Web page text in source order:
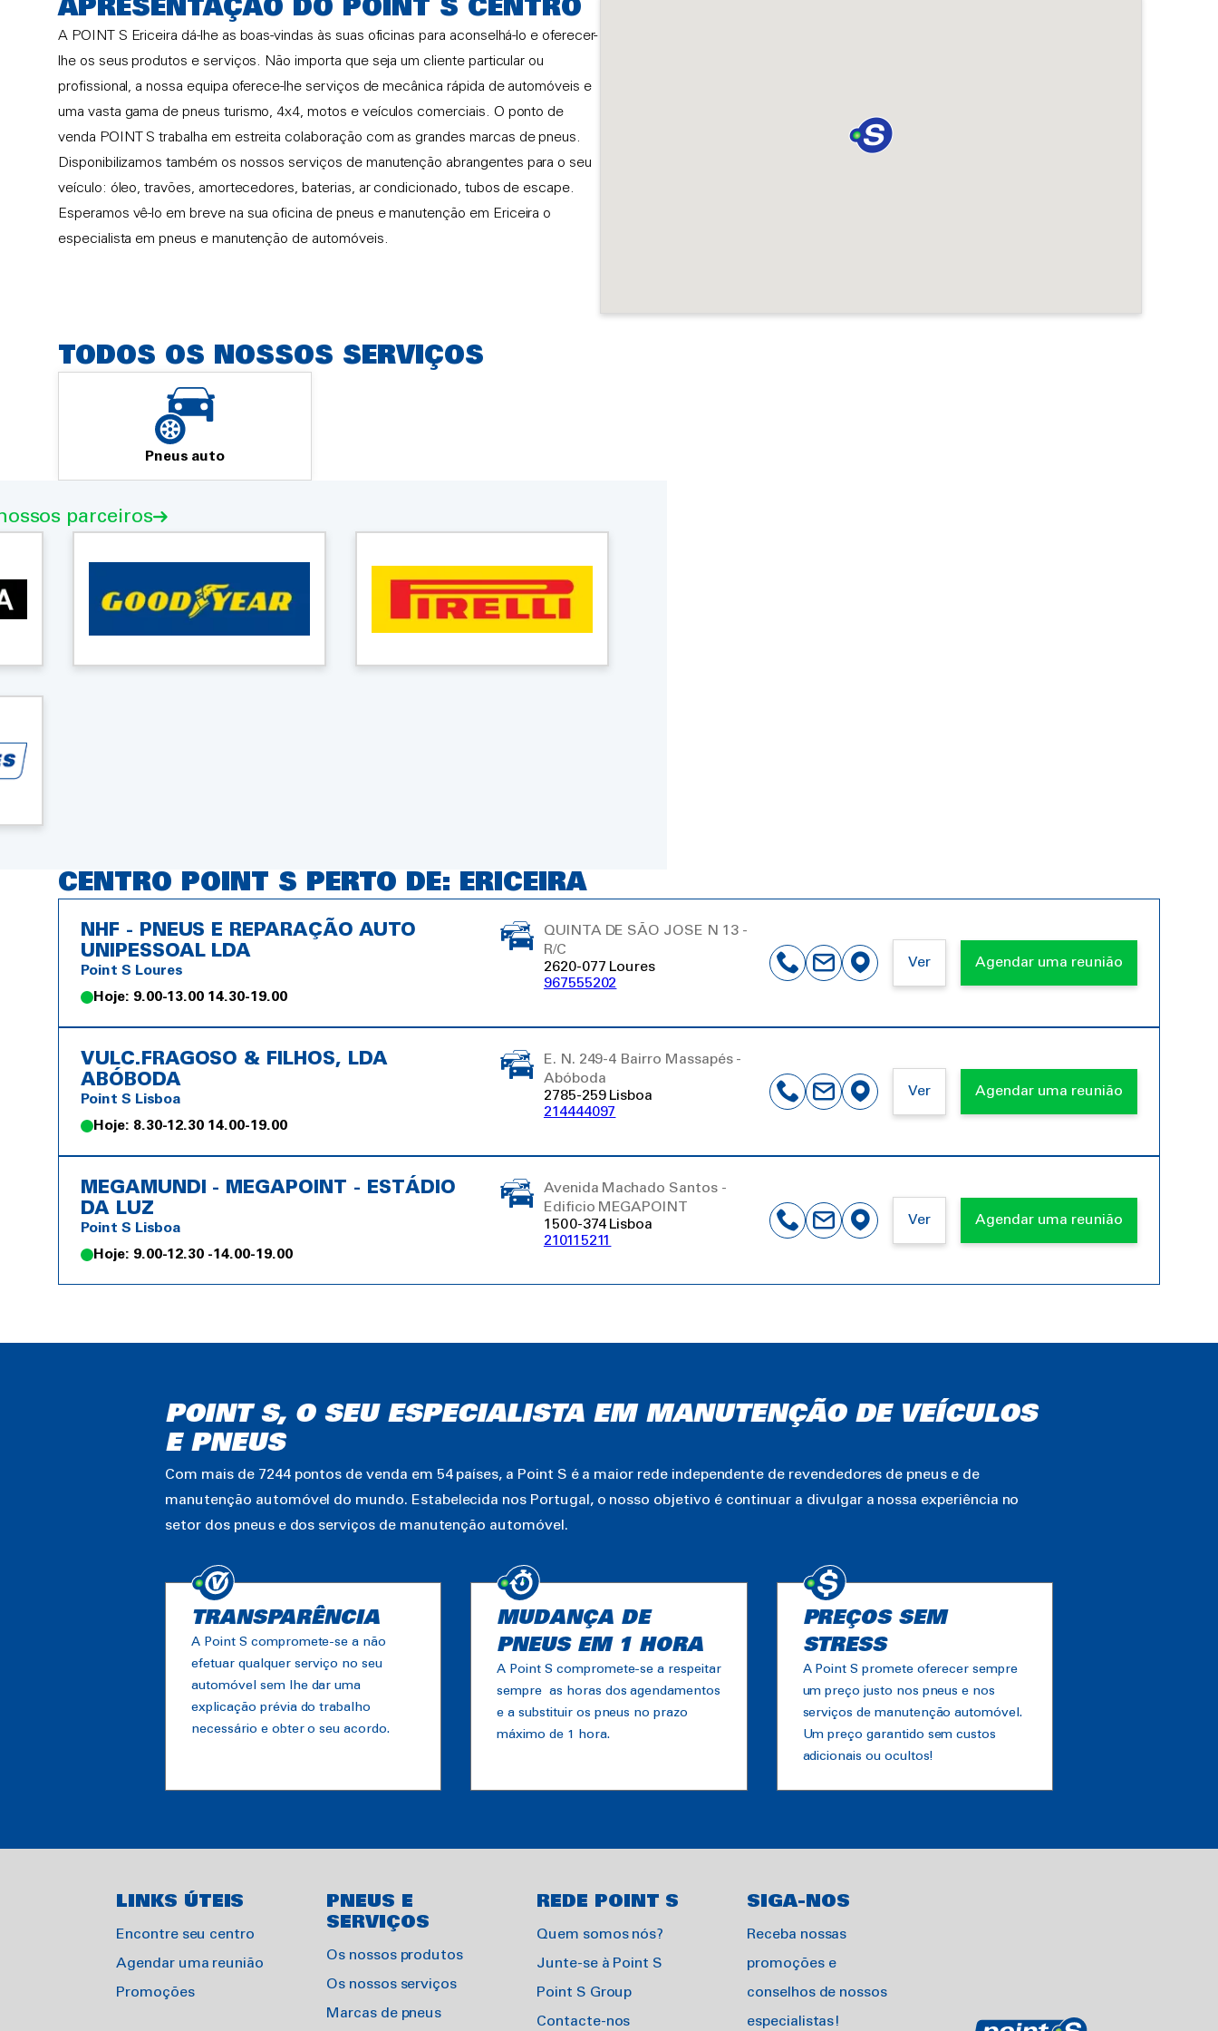
APRESENTAÇÃO DO POINT S CENTRO
A POINT S Ericeira dá-lhe as boas-vindas às suas oficinas para aconselhá-lo e oferecer-
lhe os seus produtos e serviços. Não importa que seja um cliente particular ou
profissional, a nossa equipa oferece-lhe serviços de mecânica rápida de automóveis e
uma vasta gama de pneus turismo, 4x4, motos e veículos comerciais. O ponto de
venda POINT S trabalha em estreita colaboração com as grandes marcas de pneus.
Disponibilizamos também os nossos serviços de manutenção abrangentes para o seu
veículo: óleo, travões, amortecedores, baterias, ar condicionado, tubos de escape.
Esperamos vê-lo em breve na sua oficina de pneus e manutenção em Ericeira o
especialista em pneus e manutenção de automóveis.
TODOS OS NOSSOS SERVIÇOS
Pneus auto
parceiros
CENTRO POINT S PERTO DE: ERICEIRA
NHF - PNEUS E REPARAÇÃO AUTO
UNIPESSOAL LDA
Point S Loures
Hoje: 9.00-13.00 14.30-19.00
QUINTA DE SÃO JOSE N 13 -
R/C
2620-077 Loures
967555202
Ver Agendar uma reunião
VULC.FRAGOSO & FILHOS, LDA
ABÓBODA
Point S Lisboa
Hoje: 8.30-12.30 14.00-19.00
E. N. 249-4 Bairro Massapés -
Abóboda
2785-259 Lisboa
214444097
Ver Agendar uma reunião
MEGAMUNDI - MEGAPOINT - ESTÁDIO
DA LUZ
Point S Lisboa
Hoje: 9.00-12.30 -14.00-19.00
Avenida Machado Santos -
Edificio MEGAPOINT
1500-374 Lisboa
210115211
Ver Agendar uma reunião
POINT S, O SEU ESPECIALISTA EM MANUTENÇÃO DE VEÍCULOS
E PNEUS
Com mais de 7244 pontos de venda em 54 países, a Point S é a maior rede independente de revendedores de pneus e de
manutenção automóvel do mundo. Estabelecida nos Portugal, o nosso objetivo é continuar a divulgar a nossa experiência no
setor dos pneus e dos serviços de manutenção automóvel.
TRANSPARÊNCIA
A Point S compromete-se a não
efetuar qualquer serviço no seu
automóvel sem lhe dar uma
explicação prévia do trabalho
necessário e obter o seu acordo.
MUDANÇA DE
PNEUS EM 1 HORA
A Point S compromete-se a respeitar
sempre as horas dos agendamentos
e a substituir os pneus no prazo
máximo de 1 hora.
PREÇOS SEM
STRESS
A Point S promete oferecer sempre
um preço justo nos pneus e nos
serviços de manutenção automóvel.
Um preço garantido sem custos
adicionais ou ocultos!
LINKS ÚTEIS
Encontre seu centro
Agendar uma reunião
Promoções
PNEUS E
SERVIÇOS
Os nossos produtos
Os nossos serviços
Marcas de pneus
REDE POINT S
Quem somos nós?
Junte-se à Point S
Point S Group
Contacte-nos
SIGA-NOS
Receba nossas
promoções e
conselhos de nossos
especialistas!